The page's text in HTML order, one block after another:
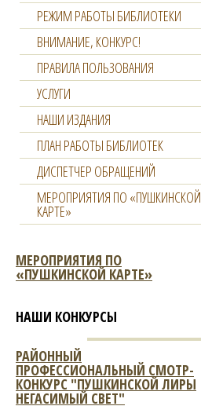
РЕЖИМ РАБОТЫ БИБЛИОТЕКИ
ВНИМАНИЕ, КОНКУРС!
ПРАВИЛА ПОЛЬЗОВАНИЯ
УСЛУГИ
НАШИ ИЗДАНИЯ
ПЛАН РАБОТЫ БИБЛИОТЕК
ДИСПЕТЧЕР ОБРАЩЕНИЙ
МЕРОПРИЯТИЯ ПО «ПУШКИНСКОЙ
КАРТЕ»
МЕРОПРИЯТИЯ ПО
«ПУШКИНСКОЙ КАРТЕ»
НАШИ КОНКУРСЫ
РАЙОННЫЙ
ПРОФЕССИОНАЛЬНЫЙ СМОТР-
КОНКУРС "ПУШКИНСКОЙ ЛИРЫ
НЕГАСИМЫЙ СВЕТ"